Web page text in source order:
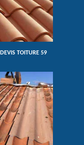
DEVIS TOITURE 59